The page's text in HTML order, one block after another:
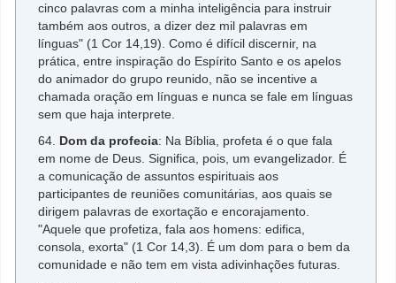
cinco palavras com a minha inteligência para instruir
também aos outros, a dizer dez mil palavras em
línguas" (1 Cor 14,19). Como é difícil discernir, na
prática, entre inspiração do Espírito Santo e os apelos
do animador do grupo reunido, não se incentive a
chamada oração em línguas e nunca se fale em línguas
sem que haja interprete.
64. Dom da profecia: Na Bíblia, profeta é o que fala
em nome de Deus. Significa, pois, um evangelizador. É
a comunicação de assuntos espirituais aos
participantes de reuniões comunitárias, aos quais se
dirigem palavras de exortação e encorajamento.
"Aquele que profetiza, fala aos homens: edifica,
consola, exorta" (1 Cor 14,3). É um dom para o bem da
comunidade e não tem em vista adivinhações futuras.